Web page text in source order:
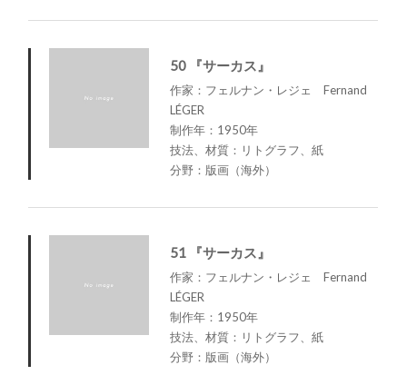
50 『サーカス』
作家：フェルナン・レジェ Fernand
LÉGER
制作年：1950年
技法、材質：リトグラフ、紙
分野：版画（海外）
51 『サーカス』
作家：フェルナン・レジェ Fernand
LÉGER
制作年：1950年
技法、材質：リトグラフ、紙
分野：版画（海外）